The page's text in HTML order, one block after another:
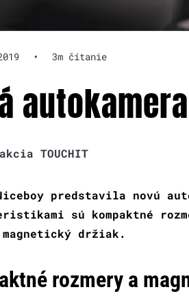
• 3m čítanie
TOUCHIT
predstavila novú
sú kompaktné
magnetický držiak.
rozmery a